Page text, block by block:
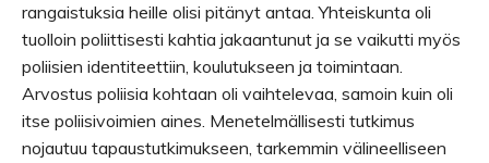
rangaistuksia heille olisi pitänyt antaa. Yhteiskunta oli
tuolloin poliittisesti kahtia jakaantunut ja se vaikutti myös
poliisien identiteettiin, koulutukseen ja toimintaan.
Arvostus poliisia kohtaan oli vaihtelevaa, samoin kuin oli
itse poliisivoimien aines. Menetelmällisesti tutkimus
nojautuu tapaustutkimukseen, tarkemmin välineelliseen